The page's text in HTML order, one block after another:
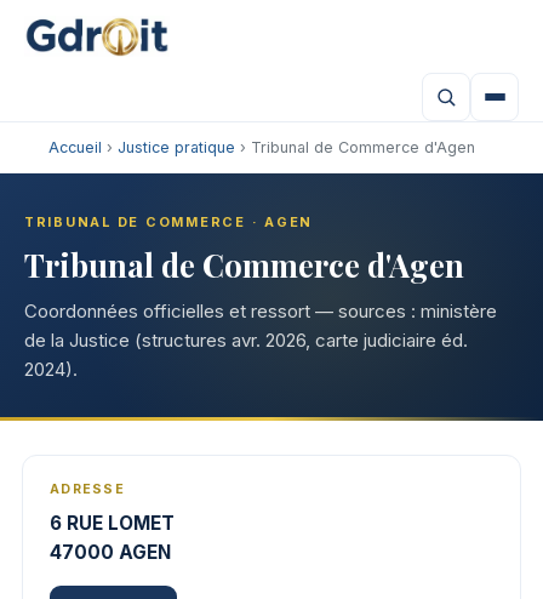
Accueil › Justice pratique › Tribunal de Commerce d'Agen
TRIBUNAL DE COMMERCE · AGEN
Tribunal de Commerce d'Agen
Coordonnées officielles et ressort — sources : ministère
de la Justice (structures avr. 2026, carte judiciaire éd.
2024).
ADRESSE
6 RUE LOMET
47000 AGEN